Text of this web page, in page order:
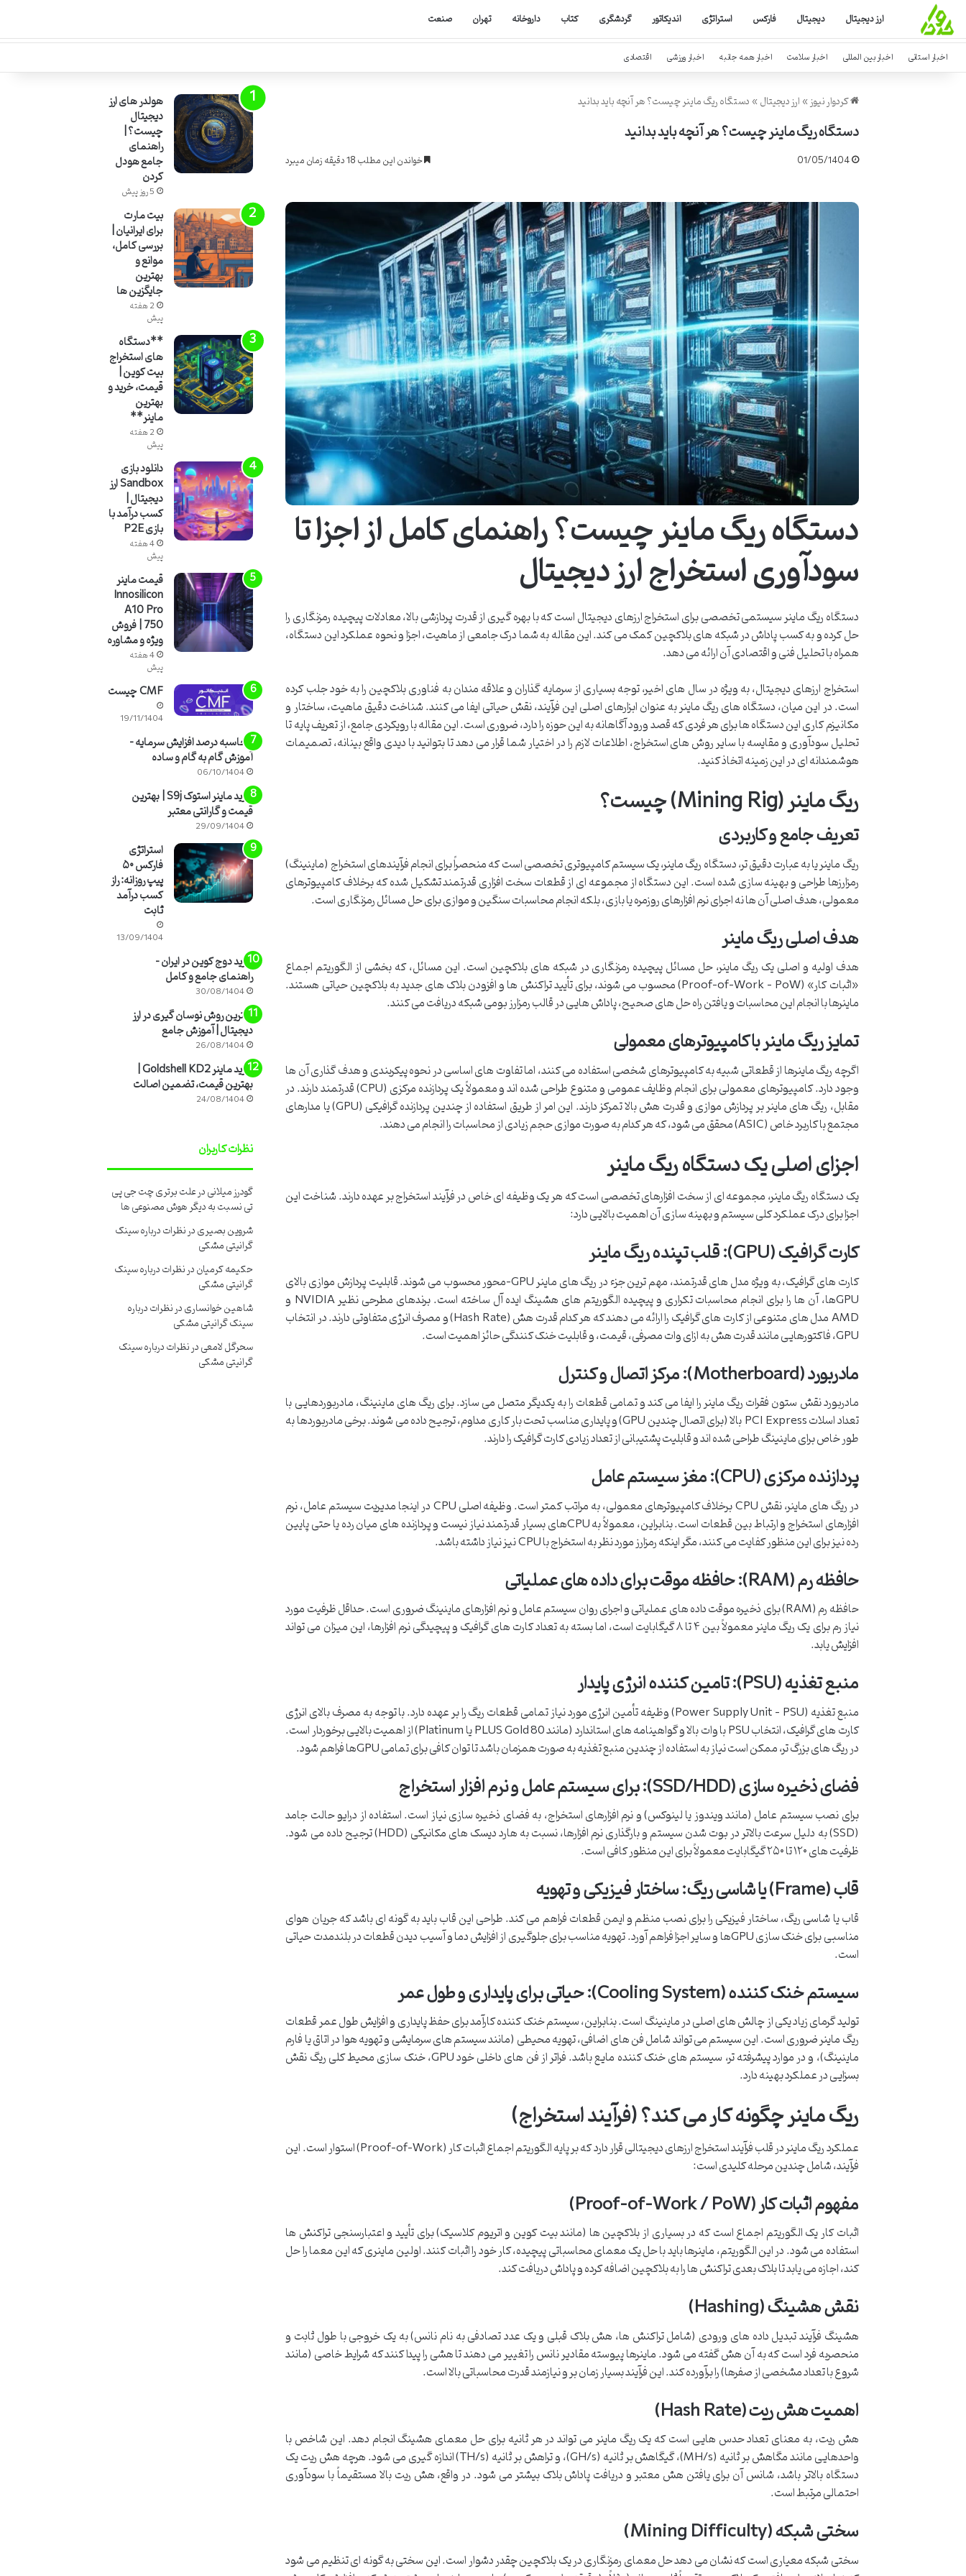
ارز دیجیتال دیجیتال فارکس استراتژی اندیکاتور گردشگری کتاب داروخانه تهران صنعت
اخبار استانی اخبار بین المللی اخبار سلامت اخبار همه جانبه اخبار ورزشی اقتصادی
کردوار نیوز»ارز دیجیتال»دستگاه ریگ ماینر چیست؟ هر آنچه باید بدانید
دستگاه ریگ ماینر چیست؟ هر آنچه باید بدانید
01/05/1404 خواندن این مطلب 18 دقیقه زمان میبرد
دستگاه ریگ ماینر چیست؟ راهنمای کامل از اجزا تا
سودآوری استخراج ارز دیجیتال
دستگاه ریگ ماینر سیستمی تخصصی برای استخراج ارزهای دیجیتال است که با بهره گیری از قدرت پردازشی بالا، معادلات پیچیده رمزنگاری را
حل کرده و به کسب پاداش در شبکه های بلاکچین کمک می کند. این مقاله به شما درک جامعی از ماهیت، اجزا و نحوه عملکرد این دستگاه،
همراه با تحلیل فنی و اقتصادی آن ارائه می دهد.
استخراج ارزهای دیجیتال، به ویژه در سال های اخیر، توجه بسیاری از سرمایه گذاران و علاقه مندان به فناوری بلاکچین را به خود جلب کرده
است. در این میان، دستگاه های ریگ ماینر به عنوان ابزارهای اصلی این فرآیند، نقش حیاتی ایفا می کنند. شناخت دقیق ماهیت، ساختار و
مکانیزم کاری این دستگاه ها برای هر فردی که قصد ورود آگاهانه به این حوزه را دارد، ضروری است. این مقاله با رویکردی جامع، از تعریف پایه تا
تحلیل سودآوری و مقایسه با سایر روش های استخراج، اطلاعات لازم را در اختیار شما قرار می دهد تا بتوانید با دیدی واقع بینانه، تصمیمات
هوشمندانه ای در این زمینه اتخاذ کنید.
ریگ ماینر (Mining Rig) چیست؟
تعریف جامع و کاربردی
ریگ ماینر یا به عبارت دقیق تر، دستگاه ریگ ماینر، یک سیستم کامپیوتری تخصصی است که منحصراً برای انجام فرآیندهای استخراج (ماینینگ)
رمزارزها طراحی و بهینه سازی شده است. این دستگاه از مجموعه ای از قطعات سخت افزاری قدرتمند تشکیل شده که برخلاف کامپیوترهای
معمولی، هدف اصلی آن ها نه اجرای نرم افزارهای روزمره یا بازی، بلکه انجام محاسبات سنگین و موازی برای حل مسائل رمزنگاری است.
هدف اصلی ریگ ماینر
هدف اولیه و اصلی یک ریگ ماینر، حل مسائل پیچیده رمزنگاری در شبکه های بلاکچین است. این مسائل، که بخشی از الگوریتم اجماع
«اثبات کار» (Proof-of-Work – PoW) محسوب می شوند، برای تأیید تراکنش ها و افزودن بلاک های جدید به بلاکچین حیاتی هستند.
ماینرها با انجام این محاسبات و یافتن راه حل های صحیح، پاداش هایی در قالب رمزارز بومی شبکه دریافت می کنند.
تمایز ریگ ماینر با کامپیوترهای معمولی
اگرچه ریگ ماینرها از قطعاتی شبیه به کامپیوترهای شخصی استفاده می کنند، اما تفاوت های اساسی در نحوه پیکربندی و هدف گذاری آن ها
وجود دارد. کامپیوترهای معمولی برای انجام وظایف عمومی و متنوع طراحی شده اند و معمولاً یک پردازنده مرکزی (CPU) قدرتمند دارند. در
مقابل، ریگ های ماینر بر پردازش موازی و قدرت هش بالا تمرکز دارند. این امر از طریق استفاده از چندین پردازنده گرافیکی (GPU) یا مدارهای
مجتمع با کاربرد خاص (ASIC) محقق می شود، که هر کدام به صورت موازی حجم زیادی از محاسبات را انجام می دهند.
اجزای اصلی یک دستگاه ریگ ماینر
یک دستگاه ریگ ماینر، مجموعه ای از سخت افزارهای تخصصی است که هر یک وظیفه ای خاص در فرآیند استخراج بر عهده دارند. شناخت این
اجزا برای درک عملکرد کلی سیستم و بهینه سازی آن اهمیت بالایی دارد:
کارت گرافیک (GPU): قلب تپنده ریگ ماینر
کارت های گرافیک، به ویژه مدل های قدرتمند، مهم ترین جزء در ریگ های ماینر GPU-محور محسوب می شوند. قابلیت پردازش موازی بالای
GPUها، آن ها را برای انجام محاسبات تکراری و پیچیده الگوریتم های هشینگ ایده آل ساخته است. برندهای مطرحی نظیر NVIDIA و
AMD مدل های متنوعی از کارت های گرافیک را ارائه می دهند که هر کدام قدرت هش (Hash Rate) و مصرف انرژی متفاوتی دارند. در انتخاب
GPU، فاکتورهایی مانند قدرت هش به ازای وات مصرفی، قیمت، و قابلیت خنک کنندگی حائز اهمیت است.
مادربورد (Motherboard): مرکز اتصال و کنترل
مادربورد نقش ستون فقرات ریگ ماینر را ایفا می کند و تمامی قطعات را به یکدیگر متصل می سازد. برای ریگ های ماینینگ، مادربوردهایی با
تعداد اسلات PCI Express بالا (برای اتصال چندین GPU) و پایداری مناسب تحت بار کاری مداوم، ترجیح داده می شوند. برخی مادربوردها به
طور خاص برای ماینینگ طراحی شده اند و قابلیت پشتیبانی از تعداد زیادی کارت گرافیک را دارند.
پردازنده مرکزی (CPU): مغز سیستم عامل
در ریگ های ماینر، نقش CPU برخلاف کامپیوترهای معمولی، به مراتب کمتر است. وظیفه اصلی CPU در اینجا مدیریت سیستم عامل، نرم
افزارهای استخراج و ارتباط بین قطعات است. بنابراین، معمولاً به CPUهای بسیار قدرتمند نیاز نیست و پردازنده های میان رده یا حتی پایین
رده نیز برای این منظور کفایت می کنند، مگر اینکه رمزارز مورد نظر به استخراج با CPU نیز نیاز داشته باشد.
حافظه رم (RAM): حافظه موقت برای داده های عملیاتی
حافظه رم (RAM) برای ذخیره موقت داده های عملیاتی و اجرای روان سیستم عامل و نرم افزارهای ماینینگ ضروری است. حداقل ظرفیت مورد
نیاز رم برای یک ریگ ماینر معمولاً بین ۴ تا ۸ گیگابایت است، اما بسته به تعداد کارت های گرافیک و پیچیدگی نرم افزارها، این میزان می تواند
افزایش یابد.
منبع تغذیه (PSU): تامین کننده انرژی پایدار
منبع تغذیه (Power Supply Unit – PSU) وظیفه تأمین انرژی مورد نیاز تمامی قطعات ریگ را بر عهده دارد. با توجه به مصرف بالای انرژی
کارت های گرافیک، انتخاب PSU با وات بالا و گواهینامه های استاندارد (مانند 80 PLUS Gold یا Platinum) از اهمیت بالایی برخوردار است.
در ریگ های بزرگ تر، ممکن است نیاز به استفاده از چندین منبع تغذیه به صورت همزمان باشد تا توان کافی برای تمامی GPUها فراهم شود.
فضای ذخیره سازی (SSD/HDD): برای سیستم عامل و نرم افزار استخراج
برای نصب سیستم عامل (مانند ویندوز یا لینوکس) و نرم افزارهای استخراج، به فضای ذخیره سازی نیاز است. استفاده از درایو حالت جامد
(SSD) به دلیل سرعت بالاتر در بوت شدن سیستم و بارگذاری نرم افزارها، نسبت به هارد دیسک های مکانیکی (HDD) ترجیح داده می شود.
ظرفیت های ۱۲۰ تا ۲۵۰ گیگابایت معمولاً برای این منظور کافی است.
قاب (Frame) یا شاسی ریگ: ساختار فیزیکی و تهویه
قاب یا شاسی ریگ، ساختار فیزیکی را برای نصب منظم و ایمن قطعات فراهم می کند. طراحی این قاب باید به گونه ای باشد که جریان هوای
مناسبی برای خنک سازی GPUها و سایر اجزا فراهم آورد. تهویه مناسب برای جلوگیری از افزایش دما و آسیب دیدن قطعات در بلندمدت حیاتی
است.
سیستم خنک کننده (Cooling System): حیاتی برای پایداری و طول عمر
تولید گرمای زیاد یکی از چالش های اصلی در ماینینگ است. بنابراین، سیستم خنک کننده کارآمد برای حفظ پایداری و افزایش طول عمر قطعات
ریگ ماینر ضروری است. این سیستم می تواند شامل فن های اضافی، تهویه محیطی (مانند سیستم های سرمایشی و تهویه هوا در اتاق یا فارم
ماینینگ)، و در موارد پیشرفته تر، سیستم های خنک کننده مایع باشد. فراتر از فن های داخلی خود GPU، خنک سازی محیط کلی ریگ نقش
بسزایی در عملکرد بهینه دارد.
ریگ ماینر چگونه کار می کند؟ (فرآیند استخراج)
عملکرد ریگ ماینر در قلب فرآیند استخراج ارزهای دیجیتالی قرار دارد که بر پایه الگوریتم اجماع اثبات کار (Proof-of-Work) استوار است. این
فرآیند، شامل چندین مرحله کلیدی است:
مفهوم اثبات کار (Proof-of-Work / PoW)
اثبات کار یک الگوریتم اجماع است که در بسیاری از بلاکچین ها (مانند بیت کوین و اتریوم کلاسیک) برای تأیید و اعتبارسنجی تراکنش ها
استفاده می شود. در این الگوریتم، ماینرها باید با حل یک معمای محاسباتی پیچیده، کار خود را اثبات کنند. اولین ماینری که این معما را حل
کند، اجازه می یابد تا بلاک بعدی تراکنش ها را به بلاکچین اضافه کرده و پاداش دریافت کند.
نقش هشینگ (Hashing)
هشینگ فرآیند تبدیل داده های ورودی (شامل تراکنش ها، هش بلاک قبلی و یک عدد تصادفی به نام نانس) به یک خروجی با طول ثابت و
منحصربه فرد است که به آن هش گفته می شود. ماینرها پیوسته مقادیر نانس را تغییر می دهند تا هشی را پیدا کنند که شرایط خاصی (مانند
شروع با تعداد مشخصی از صفرها) را برآورده کند. این فرآیند بسیار زمان بر و نیازمند قدرت محاسباتی بالا است.
اهمیت هش ریت (Hash Rate)
هش ریت، به معنای تعداد حدس هایی است که یک ریگ ماینر می تواند در هر ثانیه برای حل معمای هشینگ انجام دهد. این شاخص با
واحدهایی مانند مگاهش بر ثانیه (MH/s)، گیگاهش بر ثانیه (GH/s)، و تراهش بر ثانیه (TH/s) اندازه گیری می شود. هرچه هش ریت یک
دستگاه بالاتر باشد، شانس آن برای یافتن هش معتبر و دریافت پاداش بلاک بیشتر می شود. در واقع، هش ریت بالا مستقیماً با سودآوری
احتمالی مرتبط است.
سختی شبکه (Mining Difficulty)
سختی شبکه معیاری است که نشان می دهد حل معمای رمزنگاری در یک بلاکچین چقدر دشوار است. این سختی به گونه ای تنظیم می شود
هولدر های ارز
دیجیتال
چیست؟ |
راهنمای
جامع هودل
کردن
5 روز پیش
بیت مارت
برای ایرانیان |
بررسی کامل،
موانع و
بهترین
جایگزین ها
2 هفته
پیش
**دستگاه
های استخراج
بیت کوین |
قیمت، خرید و
بهترین
ماینر**
2 هفته
پیش
دانلود بازی
Sandbox ارز
دیجیتال |
کسب درآمد با
بازی P2E
4 هفته
پیش
قیمت ماینر
Innosilicon
A10 Pro
750 | فروش
ویژه و مشاوره
4 هفته
پیش
CMF چیست
19/11/1404
محاسبه درصد افزایش سرمایه –
آموزش گام به گام و ساده
06/10/1404
خرید ماینر استوک S9j | بهترین
قیمت و گارانتی معتبر
29/09/1404
استراتژی
فارکس ۵۰
پیپ روزانه: راز
کسب درآمد
ثابت
13/09/1404
خرید دوج کوین در ایران –
راهنمای جامع و کامل
30/08/1404
بهترین روش نوسان گیری در ارز
دیجیتال | آموزش جامع
26/08/1404
خرید ماینر Goldshell KD2 |
بهترین قیمت، تضمین اصالت
24/08/1404
نظرات کاربران
گودرز میلانیدرعلت برتری چت جی پی
تی نسبت به دیگر هوش مصنوعی ها
شروین بصیریدرنظرات درباره سینک
گرانیتی مشکی
حکیمه کرمیاندرنظرات درباره سینک
گرانیتی مشکی
شاهین خوانساریدرنظرات درباره
سینک گرانیتی مشکی
سحرگل لامعیدرنظرات درباره سینک
گرانیتی مشکی